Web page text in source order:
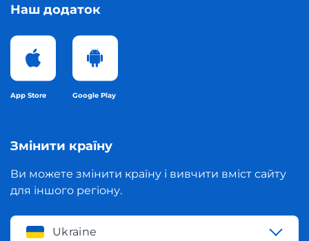
Наш додаток
App Store Google Play
Змінити країну
Ви можете змінити країну і вивчити вміст сайту
для іншого регіону.
Ukraine